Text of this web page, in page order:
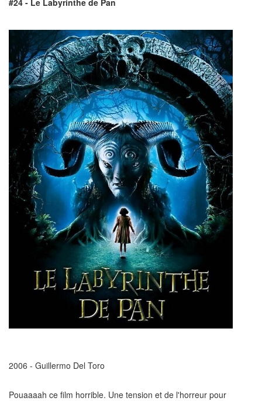
#24 - Le Labyrinthe de Pan
2006 - Guillermo Del Toro
Pouaaaah ce film horrible. Une tension et de l'horreur pour